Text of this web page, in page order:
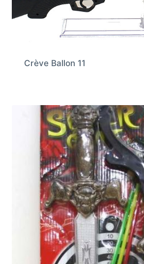
Crève Ballon 11